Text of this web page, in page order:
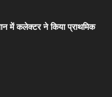
में कलेक्टर ने किया प्राथमिक